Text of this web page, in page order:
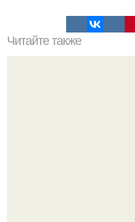
Читайте также